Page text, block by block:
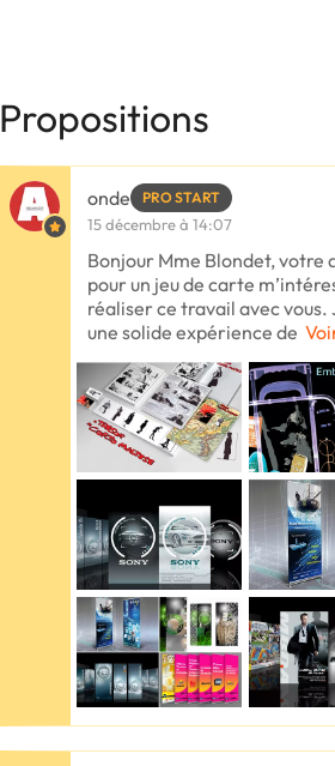
Propositions
onde PRO START
15 décembre à 14:07
Bonjour Mme Blondet, votre
pour un jeu de carte
réaliser ce travail avec vous.
une solide expérience de